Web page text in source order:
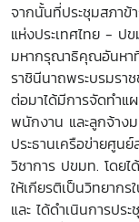
จากนั้นที่ประชุมสภาข้
แห่งประเทศไทย - ป
มหากรุณาธิคุณอันหา
ราชินีนาถพระบรมรา
ต่อมาได้มีการจัดทำแ
พนักงาน และลูกจ้าง
ประธานเครือข่ายศูน
วิชาการ ปขมท. โดย
ให้เกียรติเป็นวิทยากร
และ ได้ดำเนินการปร